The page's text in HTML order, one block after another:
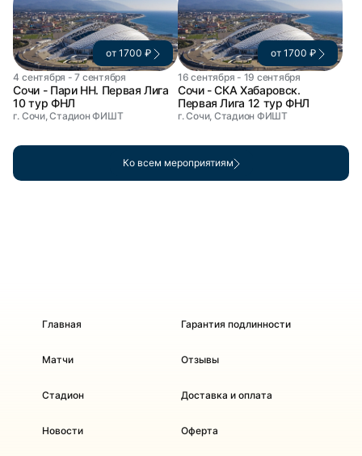
от 1700 ₽
4 сентября - 7 сентября
Сочи - Пари НН. Первая Лига
10 тур ФНЛ
г. Сочи, Стадион ФИШТ
от 1700 ₽
16 сентября - 19 сентября
Сочи - СКА Хабаровск.
Первая Лига 12 тур ФНЛ
г. Сочи, Стадион ФИШТ
Ко всем мероприятиям
Главная
Матчи
Стадион
Новости
Гарантия подлинности
Отзывы
Доставка и оплата
Оферта